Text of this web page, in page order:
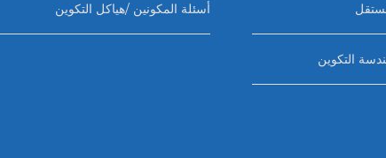
أسئلة المكونين /هياكل التكوين
التكوين